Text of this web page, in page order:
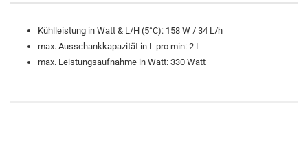
Kühlleistung in Watt & L/H (5°C): 158 W / 34 L/h
max. Ausschankkapazität in L pro min: 2 L
max. Leistungsaufnahme in Watt: 330 Watt